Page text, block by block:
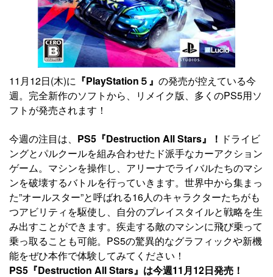
11月12日(木)に 『PlayStation５』 の発売が控えている今
週。完全新作のソフトから、リメイク版、多くのPS5用ソ
フトが発売されます！
今週の注目は、 PS5『Destruction All Stars』！ ドライビ
ングとパルクールを組み合わせたド派手なカーアクション
ゲーム。マシンを操作し、アリーナでライバルたちのマシ
ンを破壊するバトルを行っていきます。世界中から集まっ
た”オールスター”と呼ばれる16人のキャラクターたちがも
つアビリティを駆使し、自分のプレイスタイルと戦略を生
み出すことができます。疾走する敵のマシンに飛び乗って
乗っ取ることも可能。PS5の驚異的なグラフィックや新機
能をぜひ本作で体験してみてください！
PS5『Destruction All Stars』は今週11月12日発売！